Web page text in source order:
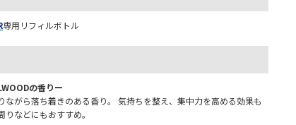
専用リフィルボトル
の香りー
ながら落ち着きのある香り。 気持ちを整え、集中力を高める効果も
などにもおすすめ。